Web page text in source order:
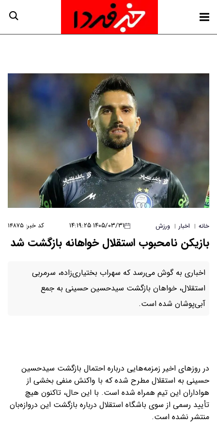
خانه | اخبار | ورزش ۱۴۰۵/۰۳/۳۱ ۱۴:۱۹:۲۵ کد خبر: ۱۴۸۷۵
بازیکن نامحبوب استقلال خواهانه بازگشت شد
اخباری به گوش می‌رسد که سهراب بختیاری‌زاده، سرمربی
استقلال، خواهان بازگشت سیدحسین حسینی به جمع
آبی‌پوشان شده است.
در روزهای اخیر زمزمه‌هایی درباره احتمال بازگشت سیدحسین
حسینی به استقلال مطرح شده که با واکنش منفی بخشی از
هواداران این تیم همراه شده است. با این حال، تاکنون هیچ
تأیید رسمی از سوی باشگاه استقلال درباره بازگشت این دروازه‌بان
منتشر نشده است.